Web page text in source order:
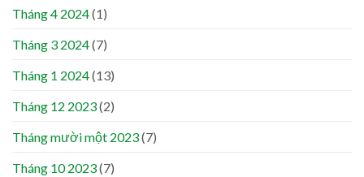
Tháng 4 2024(1)
Tháng 3 2024(7)
Tháng 1 2024(13)
Tháng 12 2023(2)
Tháng mười một 2023(7)
Tháng 10 2023(7)